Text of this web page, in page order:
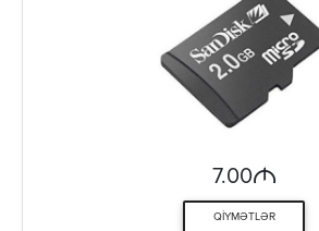
7.00M
QIYMƏTLƏR